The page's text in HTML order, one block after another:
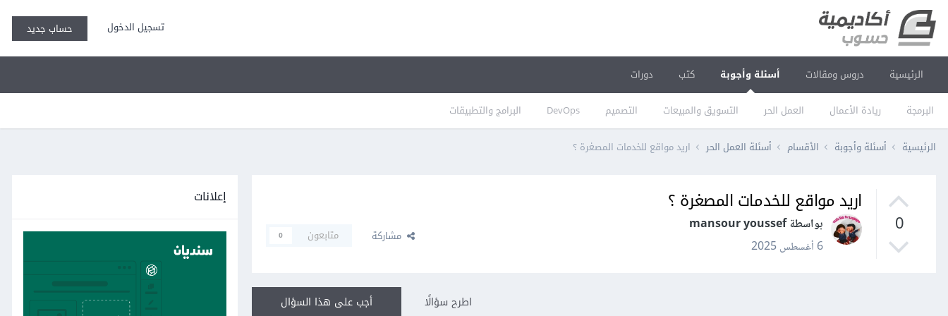
تسجيل الدخول حساب جديد
الرئيسية دروس ومقالات أسئلة وأجوبة
البرمجة ريادة الأعمال العمل الحر التسويق والمبيعات التصميم DevOps البرامج والتطبيقات
كتب دورات
الرئيسية أسئلة وأجوبة الأقسام أسئلة العمل الحر اريد مواقع للخدمات المصغرة ؟
0
اريد مواقع للخدمات المصغرة ؟
بواسطة mansour youssef
6 أغسطس 2025
مشاركة متابعون 0
أجب على هذا السؤال اطرح سؤالًا
إعلانات